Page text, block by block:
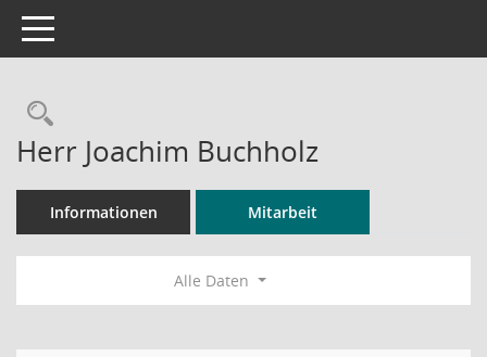
Toggle navigation
Rechercheauswahl
Herr Joachim Buchholz
Informationen Mitarbeit
Alle Daten